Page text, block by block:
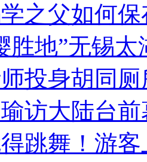
之父如何
胜地”无锡
投身胡同
访大陆台
跳舞！游客